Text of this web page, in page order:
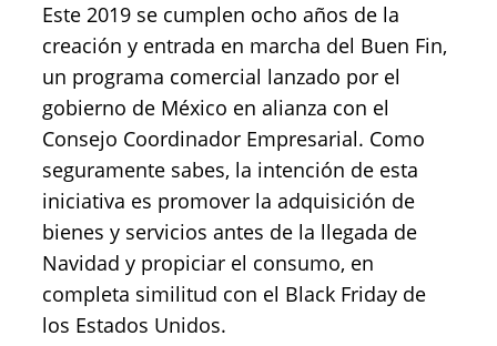
Este 2019 se cumplen ocho años de la
creación y entrada en marcha del Buen Fin,
un programa comercial lanzado por el
gobierno de México en alianza con el
Consejo Coordinador Empresarial. Como
seguramente sabes, la intención de esta
iniciativa es promover la adquisición de
bienes y servicios antes de la llegada de
Navidad y propiciar el consumo, en
completa similitud con el Black Friday de
los Estados Unidos.